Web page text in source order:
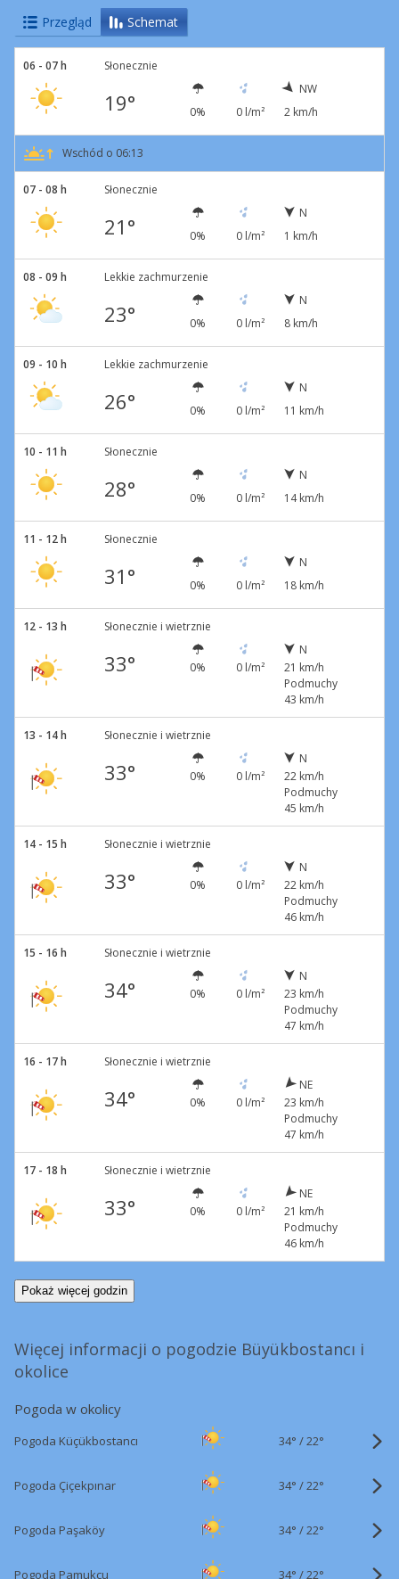
Przegląd Schemat
06 - 07 h Słonecznie
19° 0% 0 l/m²
NW
2 km/h
Wschód o 06:13
07 - 08 h Słonecznie
21° 0% 0 l/m²
N
1 km/h
08 - 09 h Lekkie zachmurzenie
23° 0% 0 l/m²
N
8 km/h
09 - 10 h Lekkie zachmurzenie
26° 0% 0 l/m²
N
11 km/h
10 - 11 h Słonecznie
28° 0% 0 l/m²
N
14 km/h
11 - 12 h Słonecznie
31° 0% 0 l/m²
N
18 km/h
12 - 13 h Słonecznie i wietrznie
33° 0% 0 l/m²
N
21 km/h
Podmuchy
43 km/h
13 - 14 h Słonecznie i wietrznie
33° 0% 0 l/m²
N
22 km/h
Podmuchy
45 km/h
14 - 15 h Słonecznie i wietrznie
33° 0% 0 l/m²
N
22 km/h
Podmuchy
46 km/h
15 - 16 h Słonecznie i wietrznie
34° 0% 0 l/m²
N
23 km/h
Podmuchy
47 km/h
16 - 17 h Słonecznie i wietrznie
34° 0% 0 l/m²
NE
23 km/h
Podmuchy
47 km/h
17 - 18 h Słonecznie i wietrznie
33° 0% 0 l/m²
NE
21 km/h
Podmuchy
46 km/h
Pokaż więcej godzin
Więcej informacji o pogodzie Büyükbostancı i
okolice
Pogoda w okolicy
Pogoda Küçükbostancı 34° /22°
Pogoda Çiçekpınar 34° /22°
Pogoda Paşaköy 34° /22°
Pogoda Pamukçu 34° /22°